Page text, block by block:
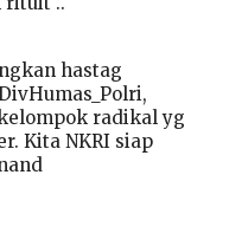
hastag
radikal yg
Kita NKRI siap